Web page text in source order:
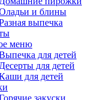
и блины
выпечка
меню
для детей
Десерты для детей
для детей
закуски